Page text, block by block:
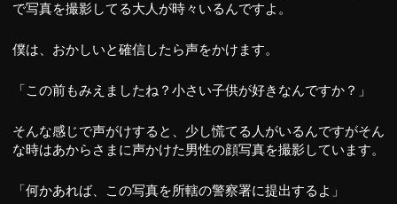
で写真を撮影してる大人が時々いるんですよ。
僕は、おかしいと確信したら声をかけます。
「この前もみえましたね？小さい子供が好きなんですか？」
そんな感じで声がけすると、少し慌てる人がいるんですがそん
な時はあからさまに声かけた男性の顔写真を撮影しています。
「何かあれば、この写真を所轄の警察署に提出するよ」